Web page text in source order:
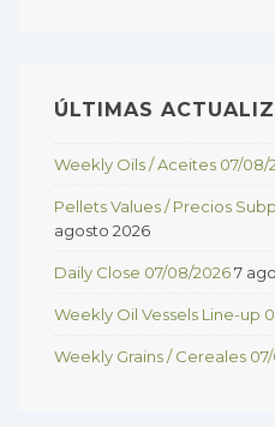
ÚLTIMAS
Weekly Oils / Aceites 07/08/
Pellets Values / Precios
agosto 2026
Daily Close 07/08/20267
Weekly Oil Vessels Line-up
Weekly Grains / Cereales